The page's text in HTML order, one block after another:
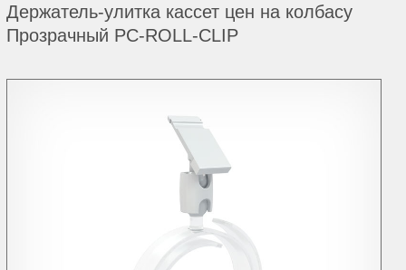
Держатель-улитка кассет цен на колбасу
Прозрачный PC-ROLL-CLIP